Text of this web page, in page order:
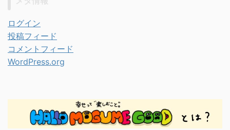
ログイン
投稿フィード
コメントフィード
WordPress.org